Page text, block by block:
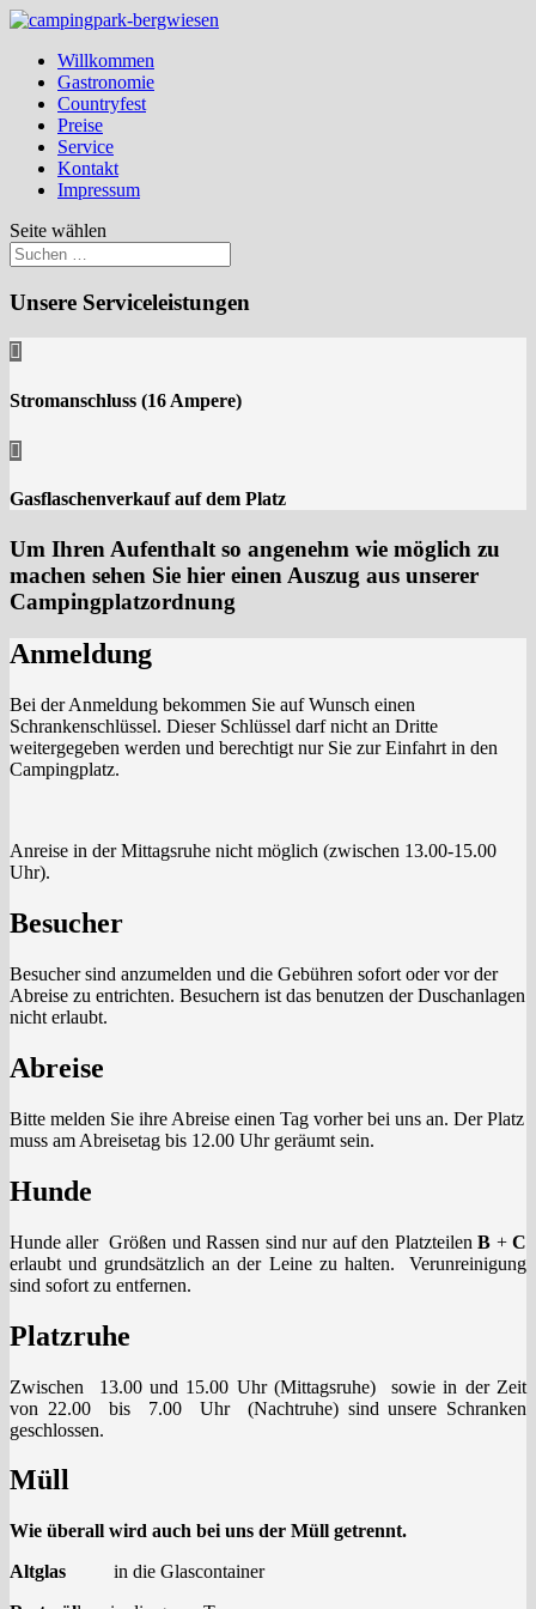
Willkommen
Gastronomie
Countryfest
Preise
Service
Kontakt
Impressum
Seite wählen
Unsere Serviceleistungen

Stromanschluss (16 Ampere)

Gasflaschenverkauf auf dem Platz
Um Ihren Aufenthalt so angenehm wie möglich zu
machen sehen Sie hier einen Auszug aus unserer
Campingplatzordnung
Anmeldung
Bei der Anmeldung bekommen Sie auf Wunsch einen
Schrankenschlüssel. Dieser Schlüssel darf nicht an Dritte
weitergegeben werden und berechtigt nur Sie zur Einfahrt in den
Campingplatz.
Anreise in der Mittagsruhe nicht möglich (zwischen 13.00-15.00
Uhr).
Besucher
Besucher sind anzumelden und die Gebühren sofort oder vor der
Abreise zu entrichten. Besuchern ist das benutzen der Duschanlagen
nicht erlaubt.
Abreise
Bitte melden Sie ihre Abreise einen Tag vorher bei uns an. Der Platz
muss am Abreisetag bis 12.00 Uhr geräumt sein.
Hunde
Hunde aller Größen und Rassen sind nur auf den PlatzteilenB +C
erlaubt und grundsätzlich an der Leine zu halten. Verunreinigung
sind sofort zu entfernen.
Platzruhe
Zwischen 13.00 und 15.00 Uhr (Mittagsruhe) sowie in der Zeit
von 22.00 bis 7.00 Uhr (Nachtruhe) sind unsere Schranken
geschlossen.
Müll
Wie überall wird auch bei uns der Müll getrennt.
Altglas in die Glascontainer